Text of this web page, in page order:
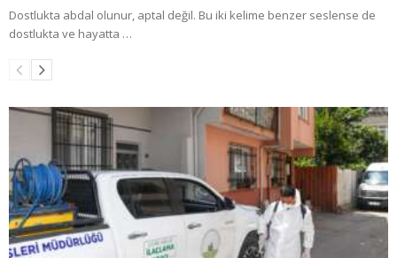
Dostlukta abdal olunur, aptal değil. Bu iki kelime benzer seslense de
dostlukta ve hayatta …